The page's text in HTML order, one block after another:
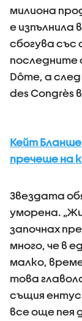
милиона
е изпълнила
сбогува със
последните
Dôme, а
des Congrès
Кейт
пречеше на
Звездата
уморена.
започнах
много, че в
малко,
това
същия
все още пея